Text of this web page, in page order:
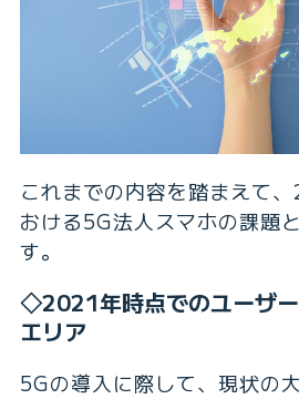
これまでの内容を踏まえて
おける5G法人スマホの課題
す。
◇2021年時点でのユーザ
エリア
5Gの導入に際して、現状の